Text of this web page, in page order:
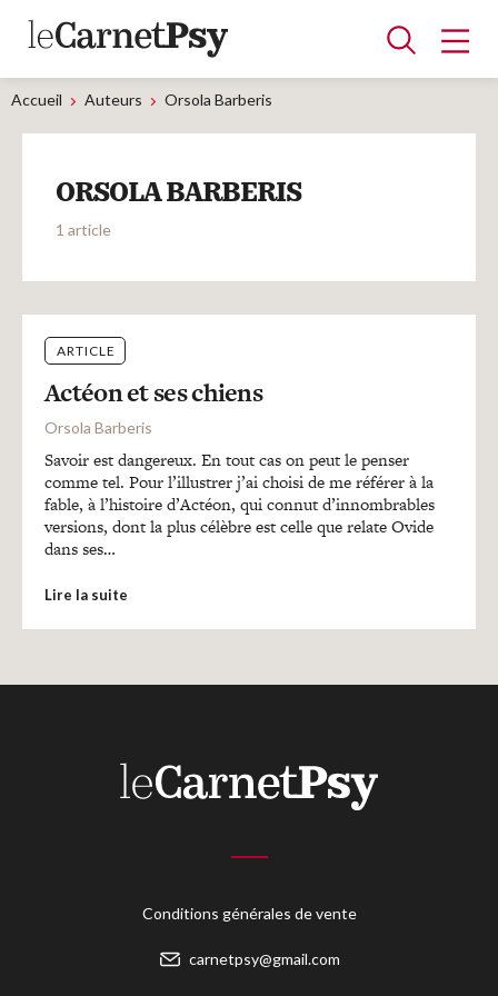
Articles
A la une
Adolescence
Dispositif
Enfance
Périnatalité
Psychanalyse
Psychopathologie
Soin
Auteurs
Blocs-notes
Recherches
Accueil Auteurs Orsola Barberis
ORSOLA BARBERIS
1 article
ARTICLE
Actéon et ses chiens
Orsola Barberis
Savoir est dangereux. En tout cas on peut le penser
comme tel. Pour l’illustrer j’ai choisi de me référer à la
fable, à l’histoire d’Actéon, qui connut d’innombrables
versions, dont la plus célèbre est celle que relate Ovide
dans ses…
Lire la suite
Conditions générales de vente
carnetpsy@gmail.com